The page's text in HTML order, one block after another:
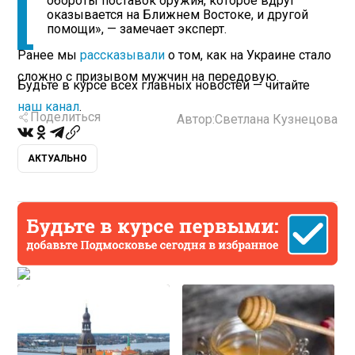
оказывается на Ближнем Востоке, и другой
помощи», — замечает эксперт.
Ранее мырассказывали о том, как на Украине стало
сложно с призывом мужчин на передовую.
Будьте в курсе всех главных новостей — читайте
наш канал.
Поделиться Автор:Светлана Кузнецова
АКТУАЛЬНО